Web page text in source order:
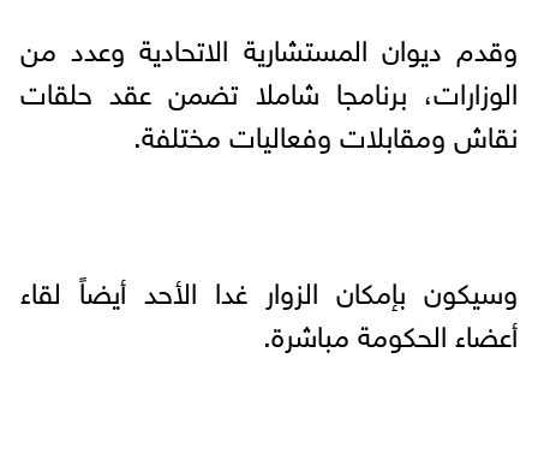
وقدم ديوان المستشارية الاتحادية وعدد من
الوزارات، برنامجا شاملا تضمن عقد حلقات
نقاش ومقابلات وفعاليات مختلفة.
وسيكون بإمكان الزوار غدا الأحد أيضاً لقاء
أعضاء الحكومة مباشرة.